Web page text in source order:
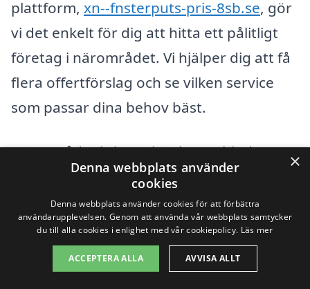
plattform, xn--fnsterputs-pris-8sb.se, gör
vi det enkelt för dig att hitta ett pålitligt
företag i närområdet. Vi hjälper dig att få
flera offertförslag och se vilken service
som passar dina behov bäst.
Närområdet kring Stjärnhov erbjuder
flera alternativ för fönsterputsning, och
det kan vara värt att överväga företag i
dessa närliggande städer:Gnesta,
Sundbyberg,Nykvarn Trosa,Vagnhärad
Mörkö, Landsbrog,SjöboochHölö.
×
Denna webbplats använder
cookies
Denna webbplats använder cookies för att förbättra
användarupplevelsen. Genom att använda vår webbplats samtycker
du till alla cookies i enlighet med vår cookiepolicy. Läs mer
ACCEPTERA ALLA AVVISA ALLT